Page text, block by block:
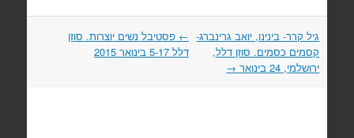
Post
navigation
← פסטיבל נשים יוצרות. סוזן
דלל 5-17 בינואר 2015
גיל קרר- בינינו, יואב גרינברג-
קסמים כסמים. סוזן דלל,
ירושלמי, 24 בינואר
→